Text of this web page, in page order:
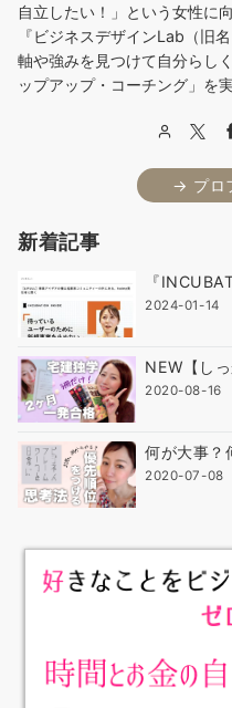
自立したい！」という女性に
『ビジネスデザインLab（旧
軸や強みを見つけて自分らし
ップアップ・コーチング」を実
→ プロ
新着記事
『
2024-01-14
NEW【し
2020-08-16
何が大事？
2020-07-08